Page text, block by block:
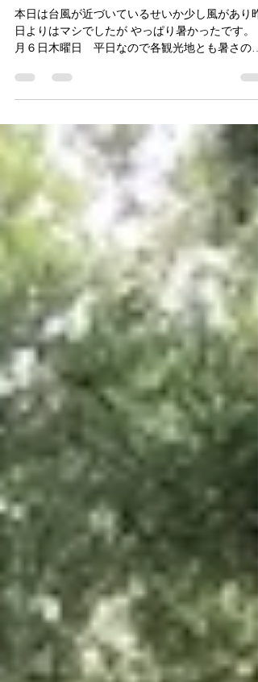
和歌山城～東照宮～養翠園ツア
ー開催
日よりはマシでしたが やっぱり暑かったです。
月６日木曜日 平日なので各観光地とも暑さのせ
海に近いので風が心地よいです。 養翠園入口 江
戸期の長屋門です 養翠亭内部です 約２００年ぐ
らい前の御座の間です